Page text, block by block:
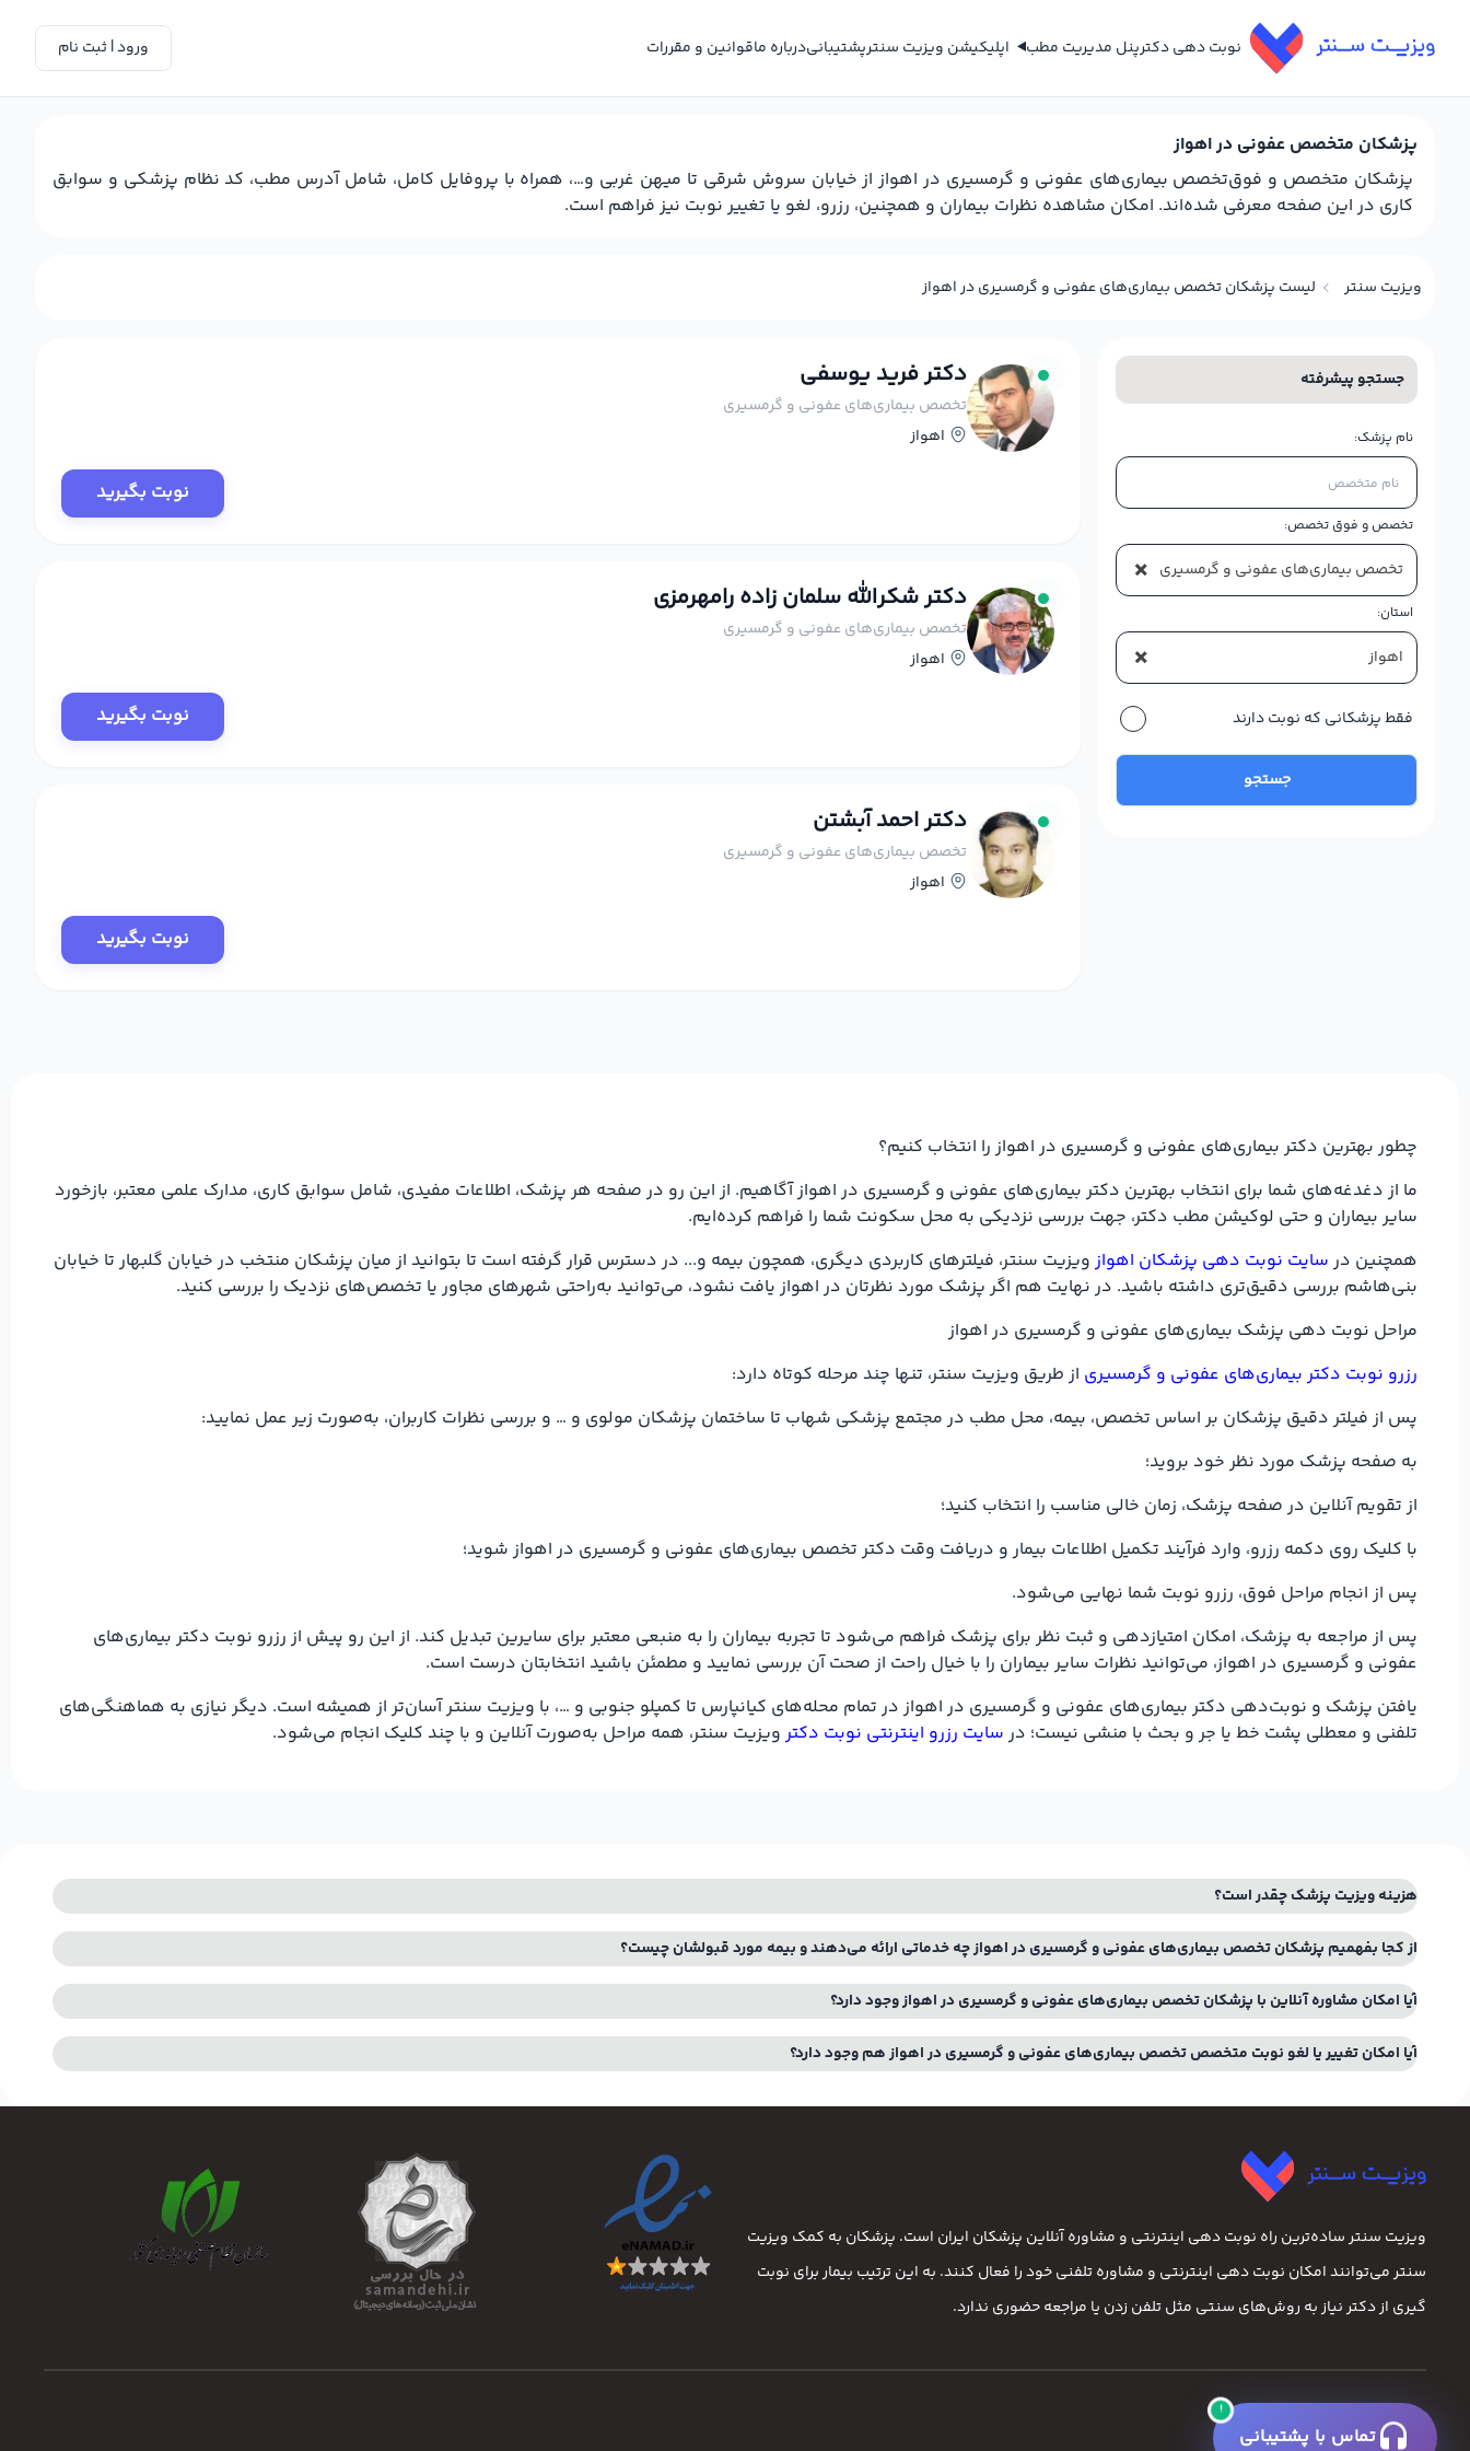
نوبت دهی دکترپنل مدیریت مطب اپلیکیشن ویزیت سنترپشتیبانیدرباره ماقوانین و مقررات ورود | ثبت نام
پزشکان متخصص عفونی در اهواز
پزشکان متخصص و فوق‌تخصص بیماری‌های عفونی و گرمسیری در اهواز از خیابان سروش شرقی تا میهن غربی و…، همراه با پروفایل کامل، شامل آدرس مطب، کد نظام پزشکی و سوابق
کاری در این صفحه معرفی شده‌اند. امکان مشاهده نظرات بیماران و همچنین، رزرو، لغو یا تغییر نوبت نیز فراهم است.
ویزیت سنتر لیست پزشکان تخصص بیماری‌های عفونی و گرمسیری در اهواز
دکتر فرید یوسفی
تخصص بیماری‌های عفونی و گرمسیری
اهواز
نوبت بگیرید
دکتر شکرالله سلمان زاده رامهرمزی
تخصص بیماری‌های عفونی و گرمسیری
اهواز
نوبت بگیرید
دکتر احمد آبشتن
تخصص بیماری‌های عفونی و گرمسیری
اهواز
نوبت بگیرید
جستجو پیشرفته
نام پزشک:
تخصص و فوق تخصص:
× تخصص بیماری‌های عفونی و گرمسیری
استان:
× اهواز
فقط پزشکانی که نوبت دارند
جستجو
چطور بهترین دکتر بیماری‌های عفونی و گرمسیری در اهواز را انتخاب کنیم؟
ما از دغدغه‌های شما برای انتخاب بهترین دکتر بیماری‌های عفونی و گرمسیری در اهواز آگاهیم. از این رو در صفحه هر پزشک، اطلاعات مفیدی، شامل سوابق کاری، مدارک علمی معتبر، بازخورد
سایر بیماران و حتی لوکیشن مطب دکتر، جهت بررسی نزدیکی به محل سکونت شما را فراهم کرده‌ایم.
همچنین در سایت نوبت دهی پزشکان اهوازویزیت سنتر، فیلترهای کاربردی دیگری، همچون بیمه و... در دسترس قرار گرفته است تا بتوانید از میان پزشکان منتخب در خیابان گلبهار تا خیابان
بنی‌هاشم بررسی دقیق‌تری داشته باشید. در نهایت هم اگر پزشک مورد نظرتان در اهواز یافت نشود، می‌توانید به‌راحتی شهرهای مجاور یا تخصص‌های نزدیک را بررسی کنید.
مراحل نوبت دهی پزشک بیماری‌های عفونی و گرمسیری در اهواز
رزرو نوبت دکتر بیماری‌های عفونی و گرمسیری از طریق ویزیت سنتر، تنها چند مرحله کوتاه دارد:
پس از فیلتر دقیق پزشکان بر اساس تخصص، بیمه، محل مطب در مجتمع پزشکی شهاب تا ساختمان پزشکان مولوی و … و بررسی نظرات کاربران، به‌صورت زیر عمل نمایید:
به صفحه پزشک مورد نظر خود بروید؛
از تقویم آنلاین در صفحه پزشک، زمان خالی مناسب را انتخاب کنید؛
با کلیک روی دکمه رزرو، وارد فرآیند تکمیل اطلاعات بیمار و دریافت وقت دکتر تخصص بیماری‌های عفونی و گرمسیری در اهواز شوید؛
پس از انجام مراحل فوق، رزرو نوبت شما نهایی می‌شود.
پس از مراجعه به پزشک، امکان امتیازدهی و ثبت نظر برای پزشک فراهم می‌شود تا تجربه بیماران را به منبعی معتبر برای سایرین تبدیل کند. از این رو پیش از رزرو نوبت دکتر بیماری‌های
عفونی و گرمسیری در اهواز، می‌توانید نظرات سایر بیماران را با خیال راحت از صحت آن بررسی نمایید و مطمئن باشید انتخابتان درست است.
یافتن پزشک و نوبت‌دهی دکتر بیماری‌های عفونی و گرمسیری در اهواز در تمام محله‌های کیانپارس تا کمپلو جنوبی و …، با ویزیت سنتر آسان‌تر از همیشه است. دیگر نیازی به هماهنگی‌های
تلفنی و معطلی پشت خط یا جر و بحث با منشی نیست؛ در سایت رزرو اینترنتی نوبت دکترویزیت سنتر، همه مراحل به‌صورت آنلاین و با چند کلیک انجام می‌شود.
هزینه ویزیت پزشک چقدر است؟
از کجا بفهمیم پزشکان تخصص بیماری‌های عفونی و گرمسیری در اهواز چه خدماتی ارائه می‌دهند و بیمه مورد قبولشان چیست؟
آیا امکان مشاوره آنلاین با پزشکان تخصص بیماری‌های عفونی و گرمسیری در اهواز وجود دارد؟
آیا امکان تغییر یا لغو نوبت متخصص تخصص بیماری‌های عفونی و گرمسیری در اهواز هم وجود دارد؟
ویزیت سنتر ساده‌ترین راه نوبت‌ دهی اینترنتی و مشاوره آنلاین پزشکان ایران است. پزشکان به کمک ویزیت
سنتر می‌توانند امکان نوبت دهی اینترنتی و مشاوره تلفنی خود را فعال کنند. به این ترتیب بیمار برای نوبت
گیری از دکتر نیاز به روش‌های سنتی مثل تلفن زدن یا مراجعه حضوری ندارد.
!
تماس با پشتیبانی